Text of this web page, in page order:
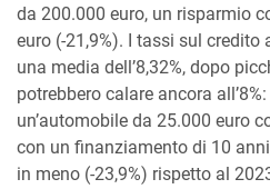
da 200.000 euro, un risparmio
euro (-21,9%). I tassi sul
una media dell’8,32%, dopo
potrebbero calare ancora
un’automobile da 25.000 euro
con un finanziamento di 10
in meno (-23,9%) rispetto al